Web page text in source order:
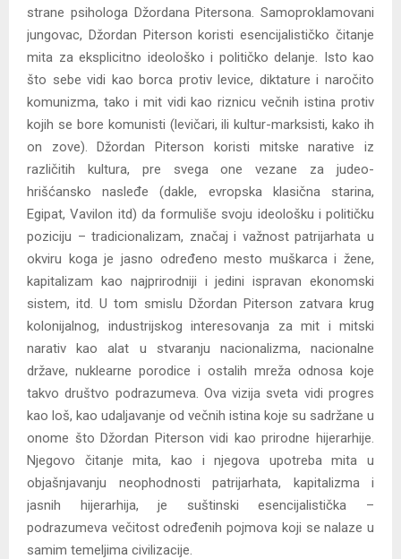
strane psihologa Džordana Pitersona. Samoproklamovani
jungovac, Džordan Piterson koristi esencijalističko čitanje
mita za eksplicitno ideološko i političko delanje. Isto kao
što sebe vidi kao borca protiv levice, diktature i naročito
komunizma, tako i mit vidi kao riznicu večnih istina protiv
kojih se bore komunisti (levičari, ili kultur-marksisti, kako ih
on zove). Džordan Piterson koristi mitske narative iz
različitih kultura, pre svega one vezane za judeo-
hrišćansko nasleđe (dakle, evropska klasična starina,
Egipat, Vavilon itd) da formuliše svoju ideološku i političku
poziciju – tradicionalizam, značaj i važnost patrijarhata u
okviru koga je jasno određeno mesto muškarca i žene,
kapitalizam kao najprirodniji i jedini ispravan ekonomski
sistem, itd. U tom smislu Džordan Piterson zatvara krug
kolonijalnog, industrijskog interesovanja za mit i mitski
narativ kao alat u stvaranju nacionalizma, nacionalne
države, nuklearne porodice i ostalih mreža odnosa koje
takvo društvo podrazumeva. Ova vizija sveta vidi progres
kao loš, kao udaljavanje od večnih istina koje su sadržane u
onome što Džordan Piterson vidi kao prirodne hijerarhije.
Njegovo čitanje mita, kao i njegova upotreba mita u
objašnjavanju neophodnosti patrijarhata, kapitalizma i
jasnih hijerarhija, je suštinski esencijalistička –
podrazumeva večitost određenih pojmova koji se nalaze u
samim temeljima civilizacije.